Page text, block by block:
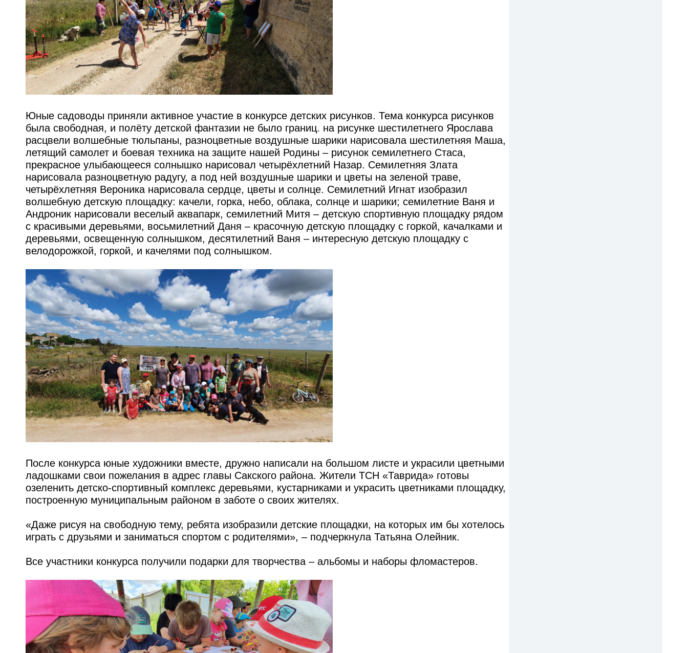
Юные садоводы приняли активное участие в конкурсе детских рисунков. Тема конкурса рисунков
была свободная, и полёту детской фантазии не было границ. на рисунке шестилетнего Ярослава
расцвели волшебные тюльпаны, разноцветные воздушные шарики нарисовала шестилетняя Маша,
летящий самолет и боевая техника на защите нашей Родины – рисунок семилетнего Стаса,
прекрасное улыбающееся солнышко нарисовал четырёхлетний Назар. Семилетняя Злата
нарисовала разноцветную радугу, а под ней воздушные шарики и цветы на зеленой траве,
четырёхлетняя Вероника нарисовала сердце, цветы и солнце. Семилетний Игнат изобразил
волшебную детскую площадку: качели, горка, небо, облака, солнце и шарики; семилетние Ваня и
Андроник нарисовали веселый аквапарк, семилетний Митя – детскую спортивную площадку рядом
с красивыми деревьями, восьмилетний Даня – красочную детскую площадку с горкой, качалками и
деревьями, освещенную солнышком, десятилетний Ваня – интересную детскую площадку с
велодорожкой, горкой, и качелями под солнышком.
После конкурса юные художники вместе, дружно написали на большом листе и украсили цветными
ладошками свои пожелания в адрес главы Сакского района. Жители ТСН «Таврида» готовы
озеленить детско-спортивный комплекс деревьями, кустарниками и украсить цветниками площадку,
построенную муниципальным районом в заботе о своих жителях.
«Даже рисуя на свободную тему, ребята изобразили детские площадки, на которых им бы хотелось
играть с друзьями и заниматься спортом с родителями», – подчеркнула Татьяна Олейник.
Все участники конкурса получили подарки для творчества – альбомы и наборы фломастеров.